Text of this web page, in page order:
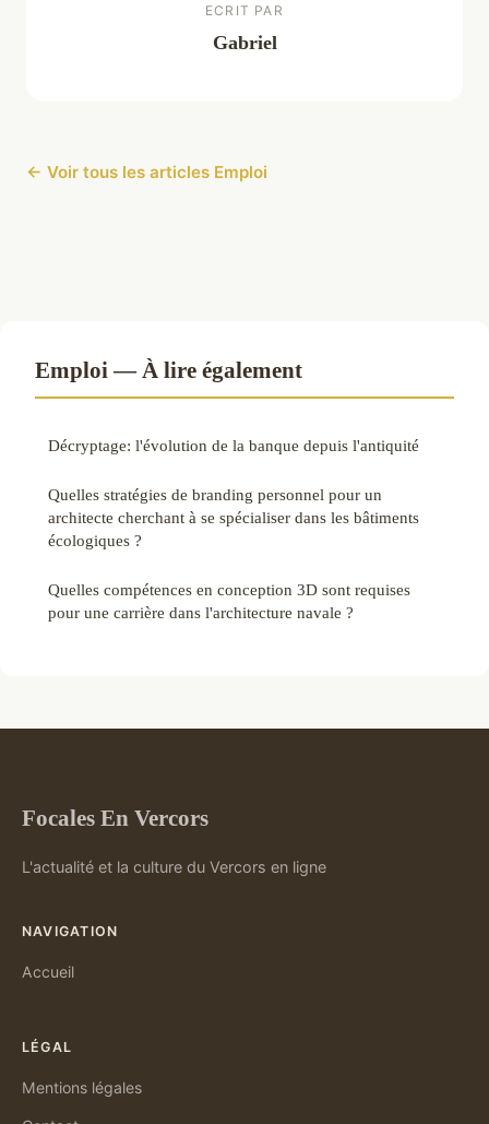
ECRIT PAR
Gabriel
← Voir tous les articles Emploi
Emploi — À lire également
Décryptage: l'évolution de la banque depuis l'antiquité
Quelles stratégies de branding personnel pour un
architecte cherchant à se spécialiser dans les bâtiments
écologiques ?
Quelles compétences en conception 3D sont requises
pour une carrière dans l'architecture navale ?
Focales En Vercors
L'actualité et la culture du Vercors en ligne
NAVIGATION
Accueil
LÉGAL
Mentions légales